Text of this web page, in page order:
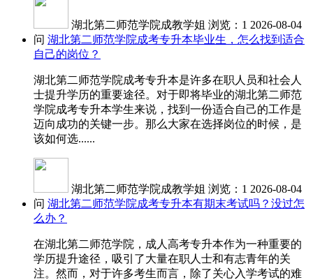
湖北第二师范学院成教学姐 浏览：1 2026-08-04
问 湖北第二师范学院成考专升本毕业生，怎么找到适合
自己的岗位？
湖北第二师范学院成考专升本是许多在职人员和社会人
士提升学历的重要途径。对于即将毕业的湖北第二师范
学院成考专升本学生来说，找到一份适合自己的工作是
迈向成功的关键一步。那么大家在选择岗位的时候，是
该如何选......
湖北第二师范学院成教学姐 浏览：1 2026-08-04
问 湖北第二师范学院成考专升本有期末考试吗？没过怎
么办？
在湖北第二师范学院，成人高考专升本作为一种重要的
学历提升途径，吸引了大量在职人士和有志青年的关
注。然而，对于许多考生而言，除了关心入学考试的难